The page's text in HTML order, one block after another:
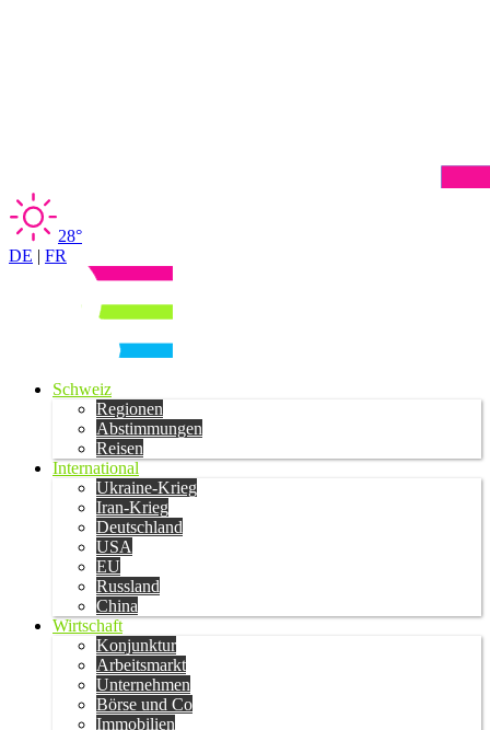
28°
DE | FR
Schweiz
Regionen
Abstimmungen
Reisen
International
Ukraine-Krieg
Iran-Krieg
Deutschland
USA
EU
Russland
China
Wirtschaft
Konjunktur
Arbeitsmarkt
Unternehmen
Börse und Co
Immobilien